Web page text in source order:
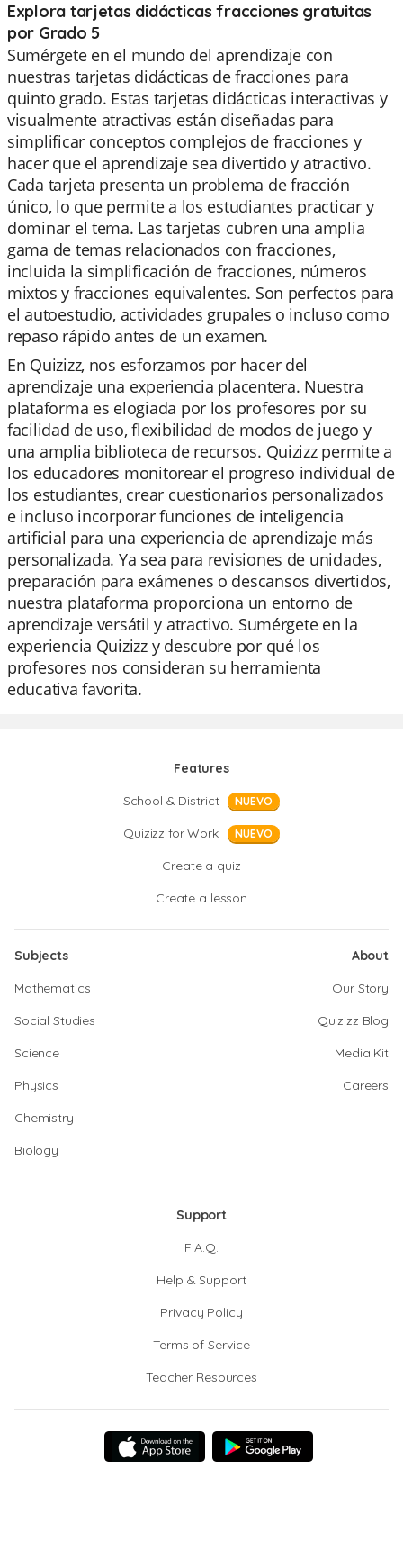
Explora tarjetas didácticas fracciones gratuitas
por Grado 5
Sumérgete en el mundo del aprendizaje con
nuestras tarjetas didácticas de fracciones para
quinto grado. Estas tarjetas didácticas interactivas y
visualmente atractivas están diseñadas para
simplificar conceptos complejos de fracciones y
hacer que el aprendizaje sea divertido y atractivo.
Cada tarjeta presenta un problema de fracción
único, lo que permite a los estudiantes practicar y
dominar el tema. Las tarjetas cubren una amplia
gama de temas relacionados con fracciones,
incluida la simplificación de fracciones, números
mixtos y fracciones equivalentes. Son perfectos para
el autoestudio, actividades grupales o incluso como
repaso rápido antes de un examen.
En Quizizz, nos esforzamos por hacer del
aprendizaje una experiencia placentera. Nuestra
plataforma es elogiada por los profesores por su
facilidad de uso, flexibilidad de modos de juego y
una amplia biblioteca de recursos. Quizizz permite a
los educadores monitorear el progreso individual de
los estudiantes, crear cuestionarios personalizados
e incluso incorporar funciones de inteligencia
artificial para una experiencia de aprendizaje más
personalizada. Ya sea para revisiones de unidades,
preparación para exámenes o descansos divertidos,
nuestra plataforma proporciona un entorno de
aprendizaje versátil y atractivo. Sumérgete en la
experiencia Quizizz y descubre por qué los
profesores nos consideran su herramienta
educativa favorita.
Features
School & District
NUEVO
Quizizz for Work NUEVO
Create a quiz
Create a lesson
Subjects
Mathematics
Social Studies
Science
Physics
Chemistry
Biology
About
Our Story
Quizizz Blog
Media Kit
Careers
Support
F.A.Q.
Help & Support
Privacy Policy
Terms of Service
Teacher Resources